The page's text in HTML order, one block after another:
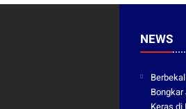
NEWS
Bongkar
Keras di